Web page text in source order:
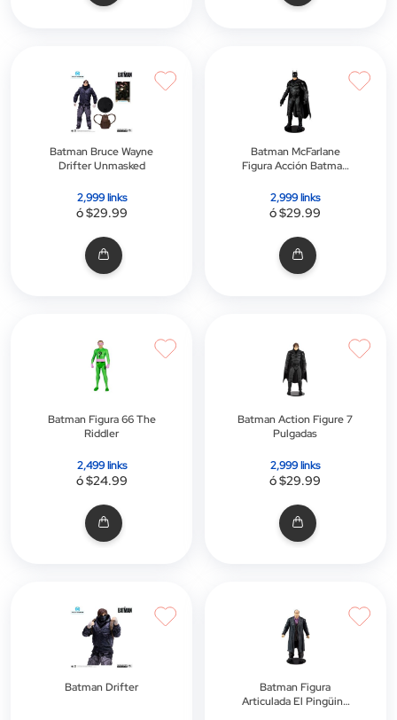
Batman Bruce Wayne
Drifter Unmasked
2,999 links
ó $29.99
Batman McFarlane
Figura Acción Batman
2,999 links
ó $29.99
Batman Figura 66 The
Riddler
2,499 links
ó $24.99
Batman Action Figure 7
Pulgadas
2,999 links
ó $29.99
Batman Drifter
Batman Figura
Articulada El Pingüino